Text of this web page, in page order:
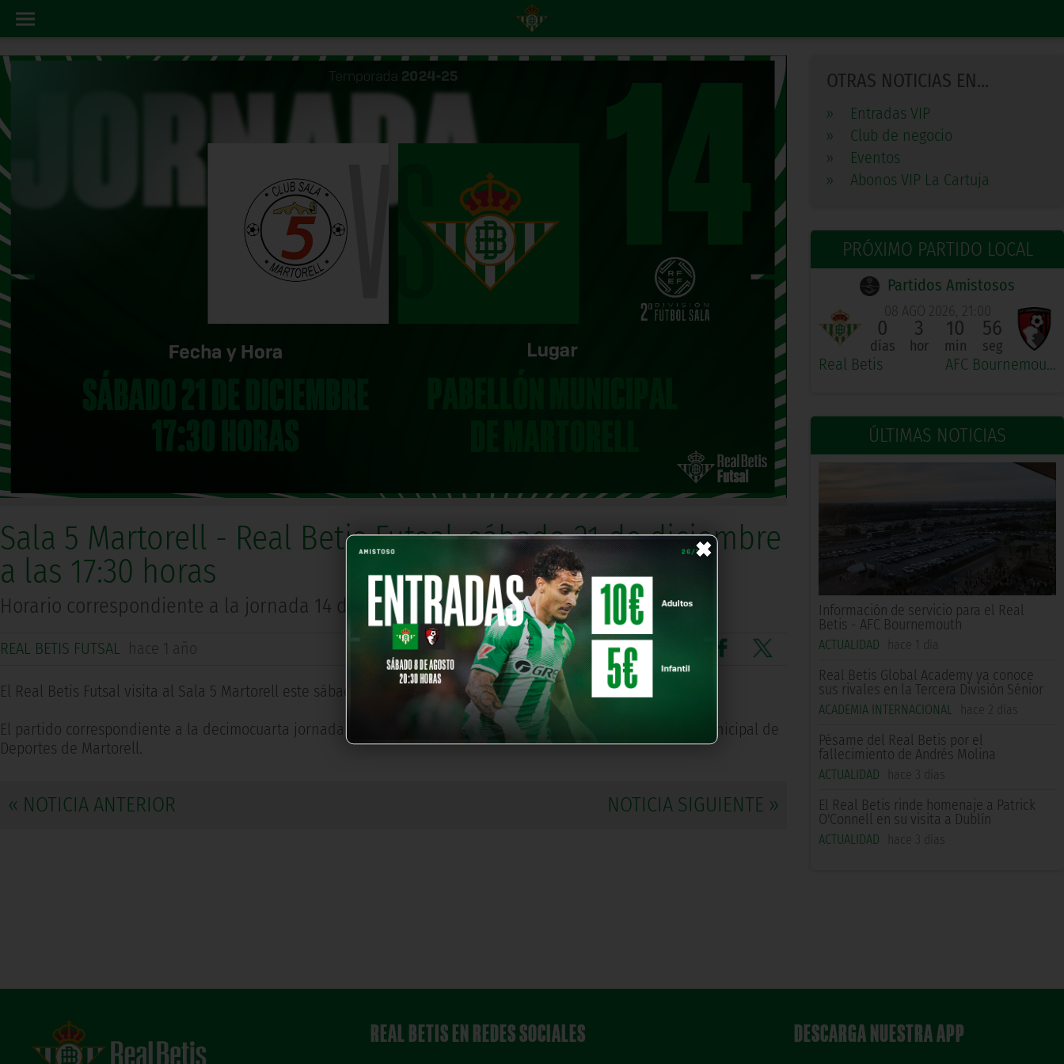
×
OTRAS NOTICIAS EN...
»
Entradas VIP
»
Club de negocio
»
Eventos
»
Abonos VIP La Cartuja
PRÓXIMO PARTIDO LOCAL
Partidos Amistosos
Real Betis
08 AGO 2026, 21:00
0
días
3
hor
10
min
56
seg
AFC Bournemouth
ÚLTIMAS NOTICIAS
Información de servicio para el Real
Betis - AFC Bournemouth
ACTUALIDAD hace 1 día
Real Betis Global Academy ya conoce
sus rivales en la Tercera División Sénior
ACADEMIA INTERNACIONAL hace 2 días
Pésame del Real Betis por el
fallecimiento de Andrés Molina
ACTUALIDAD hace 3 días
El Real Betis rinde homenaje a Patrick
O'Connell en su visita a Dublín
ACTUALIDAD hace 3 días
Sala 5 Martorell - Real Betis Futsal, sábado 21 de diciembre
a las 17:30 horas
Horario correspondiente a la jornada 14 de la Segunda División FS
REAL BETIS FUTSAL hace 1 año Comparte en
El Real Betis Futsal visita al Sala 5 Martorell este sábado 21 de diciembre a las 17:30 horas.
El partido correspondiente a la decimocuarta jornada de la Segunda División FS se disputará en el Pabellón Municipal de
Deportes de Martorell.
« NOTICIA ANTERIOR NOTICIA SIGUIENTE »
REAL BETIS EN REDES SOCIALES DESCARGA NUESTRA APP